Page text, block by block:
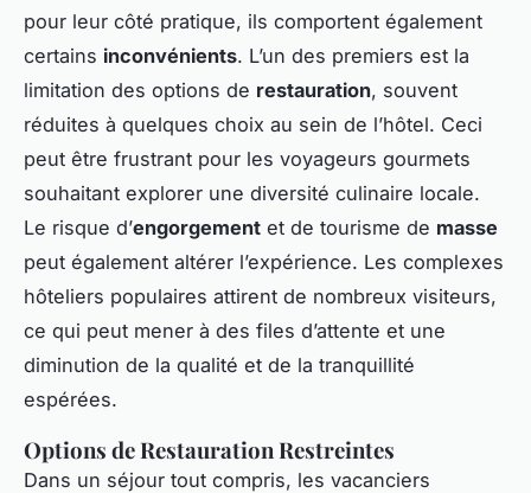
pour leur côté pratique, ils comportent également
certains inconvénients. L’un des premiers est la
limitation des options de restauration, souvent
réduites à quelques choix au sein de l’hôtel. Ceci
peut être frustrant pour les voyageurs gourmets
souhaitant explorer une diversité culinaire locale.
Le risque d’engorgement et de tourisme de masse
peut également altérer l’expérience. Les complexes
hôteliers populaires attirent de nombreux visiteurs,
ce qui peut mener à des files d’attente et une
diminution de la qualité et de la tranquillité
espérées.
Options de Restauration Restreintes
Dans un séjour tout compris, les vacanciers